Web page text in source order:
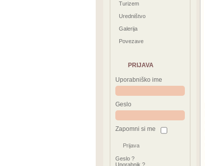
Turizem
Uredništvo
Galerija
Povezave
PRIJAVA
Uporabniško ime
Geslo
Zapomni si me
Geslo ?
Uporabnik ?